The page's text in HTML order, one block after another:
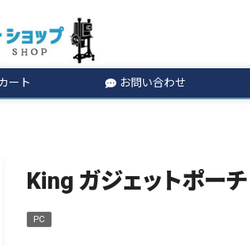
ート お問い合わせ
検索
King ガジェットポー
PC